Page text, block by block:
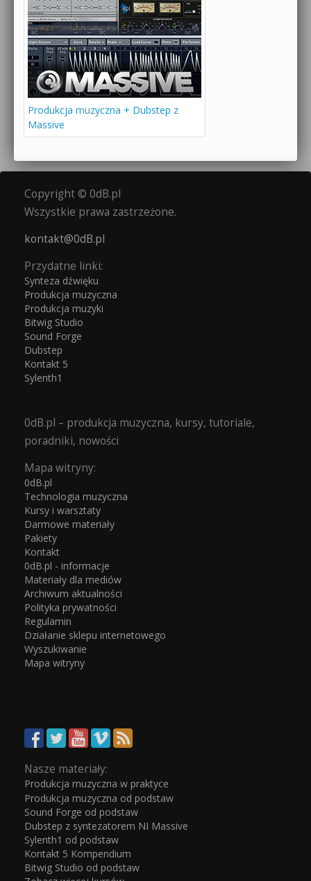
Produkcja muzyczna + Dubstep z
Massive
Copyright © 0dB.pl
Wszystkie prawa zastrzeżone.
kontakt@0dB.pl
Przydatne linki:
Synteza dźwięku
Produkcja muzyczna
Produkcja muzyki
Bitwig Studio
Sound Forge
Dubstep
Kontakt 5
Sylenth1
0dB.pl – produkcja muzyczna, kursy, tutoriale,
poradniki, nowości
Mapa witryny:
0dB.pl
Technologia muzyczna
Kursy i warsztaty
Darmowe materiały
Pakiety
Kontakt
0dB.pl - informacje
Materiały dla mediów
Archiwum aktualności
Polityka prywatności
Regulamin
Działanie sklepu internetowego
Wyszukiwanie
Mapa witryny
Nasze materiały:
Produkcja muzyczna w praktyce
Produkcja muzyczna od podstaw
Sound Forge od podstaw
Dubstep z syntezatorem NI Massive
Sylenth1 od podstaw
Kontakt 5 Kompendium
Bitwig Studio od podstaw